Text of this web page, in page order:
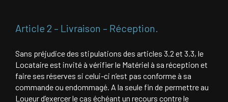
Article 2 – Livraison – Réception.
Sans préjudice des stipulations des articles 3.2 et 3.3, le
Locataire est invité à vérifier le Matériel à sa réception et
faire ses réserves si celui-ci n’est pas conforme à sa
commande ou endommagé. A la seule fin de permettre au
Loueur d’exercer le cas échéant un recours contre le